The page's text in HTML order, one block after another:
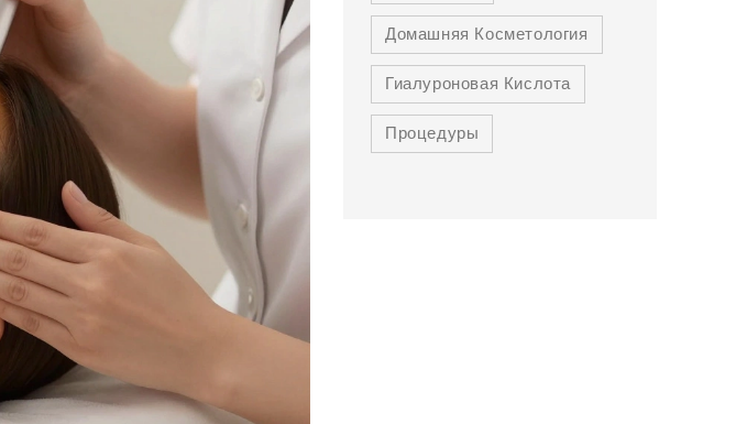
Домашняя Косметология
Гиалуроновая Кислота
Процедуры